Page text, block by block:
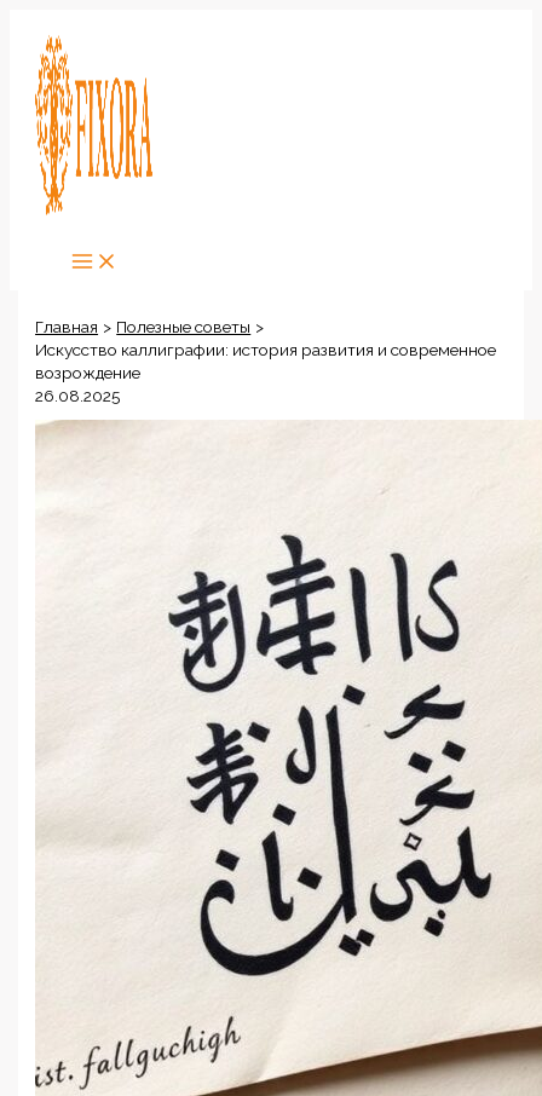
содержимому
Главная
Полезные советы
Искусство каллиграфии: история развития и современное
возрождение
26.08.2025